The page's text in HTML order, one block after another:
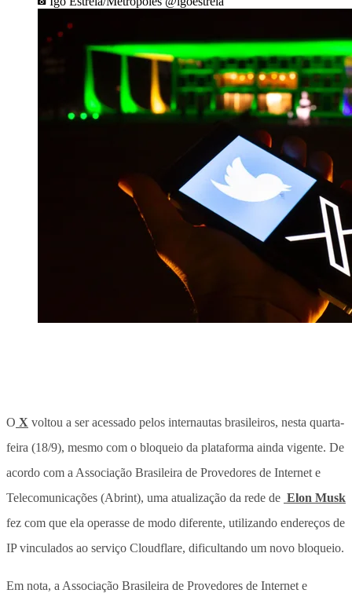
O X voltou a ser acessado pelos internautas brasileiros, nesta quarta-
feira (18/9), mesmo com o bloqueio da plataforma ainda vigente. De
acordo com a Associação Brasileira de Provedores de Internet e
Telecomunicações (Abrint), uma atualização da rede de Elon Musk
fez com que ela operasse de modo diferente, utilizando endereços de
IP vinculados ao serviço Cloudflare, dificultando um novo bloqueio.
Em nota, a Associação Brasileira de Provedores de Internet e